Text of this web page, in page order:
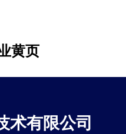
黄页
术有限公司